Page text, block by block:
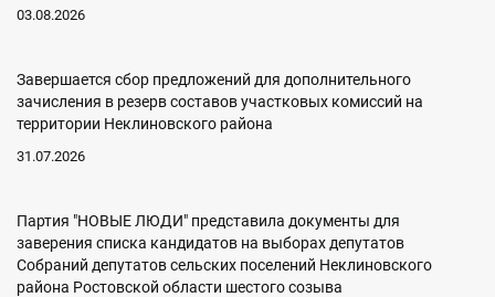
03.08.2026
Завершается сбор предложений для дополнительного
зачисления в резерв составов участковых комиссий на
территории Неклиновского района
31.07.2026
Партия "НОВЫЕ ЛЮДИ" представила документы для
заверения списка кандидатов на выборах депутатов
Собраний депутатов сельских поселений Неклиновского
района Ростовской области шестого созыва